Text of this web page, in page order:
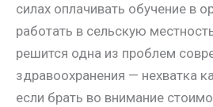
силах оплачивать обучение в
работать в сельскую
решится одна из проблем
здравоохранения — нехватка
если брать во внимание